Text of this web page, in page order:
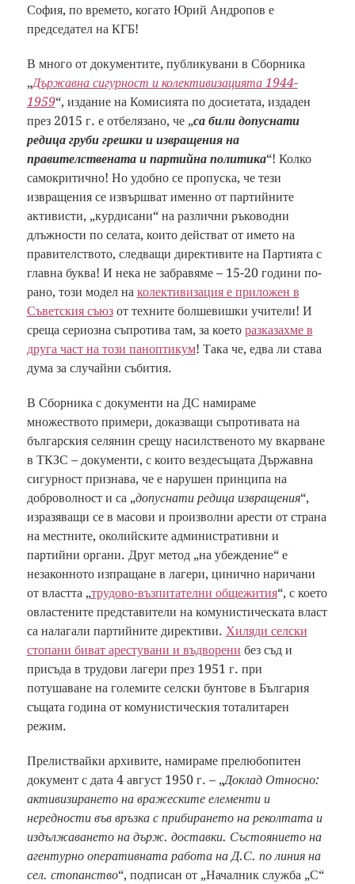
София, по времето, когато Юрий Андропов е
председател на КГБ!
В много от документите, публикувани в Сборника
„Държавна сигурност и колективизацията 1944-
1959“, издание на Комисията по досиетата, издаден
през 2015 г. е отбелязано, че „са били допуснати
редица груби грешки и извращения на
правителствената и партийна политика“! Колко
самокритично! Но удобно се пропуска, че тези
извращения се извършват именно от партийните
активисти, „курдисани“ на различни ръководни
длъжности по селата, които действат от името на
правителството, следващи директивите на Партията с
главна буква! И нека не забравяме – 15-20 години по-
рано, този модел на колективизация е приложен в
Съветския съюзот техните болшевишки учители! И
среща сериозна съпротива там, за което разказахме в
друга част на този паноптикум! Така че, едва ли става
дума за случайни събития.
В Сборника с документи на ДС намираме
множеството примери, доказващи съпротивата на
българския селянин срещу насилственото му вкарване
в ТКЗС – документи, с които вездесъщата Държавна
сигурност признава, че е нарушен принципа на
доброволност и са „допуснати редица извращения“,
изразяващи се в масови и произволни арести от страна
на местните, околийските административни и
партийни органи. Друг метод „на убеждение“ е
незаконното изпращане в лагери, цинично наричани
от властта „трудово-възпитателни общежития“, с което
овластените представители на комунистическата власт
са налагали партийните директиви. Хиляди селски
стопани биват арестувани и въдворени без съд и
присъда в трудови лагери през 1951 г. при
потушаване на големите селски бунтове в България
същата година от комунистическия тоталитарен
режим.
Прелиствайки архивите, намираме прелюбопитен
документ с дата 4 август 1950 г. – „Доклад Относно:
активизирането на вражеските елементи и
нередности във връзка с прибирането на реколтата и
издължаването на държ. доставки. Състоянието на
агентурно оперативната работа на Д.С. по линия на
сел. стопанство“, подписан от „Началник служба „С“